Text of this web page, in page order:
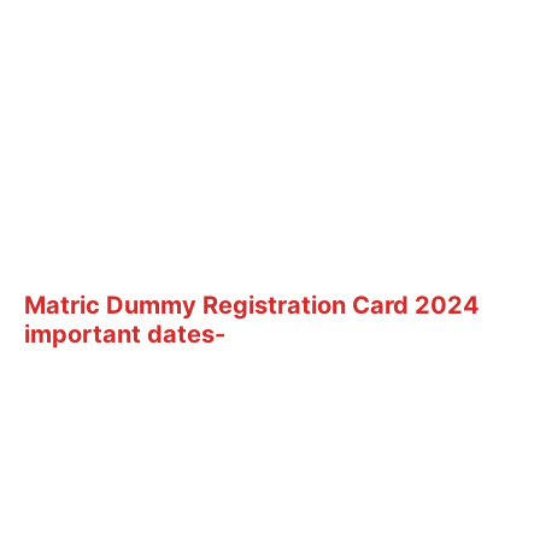
Matric Dummy Registration Card 2024
important dates-